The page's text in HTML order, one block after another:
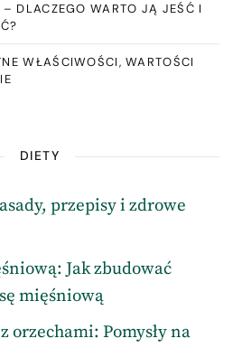
DLACZEGO WARTO JĄ JEŚĆ I
WŁAŚCIWOŚCI, WARTOŚCI
DIETY
przepisy i zdrowe
Jak zbudować
mięśniową
orzechami: Pomysły na